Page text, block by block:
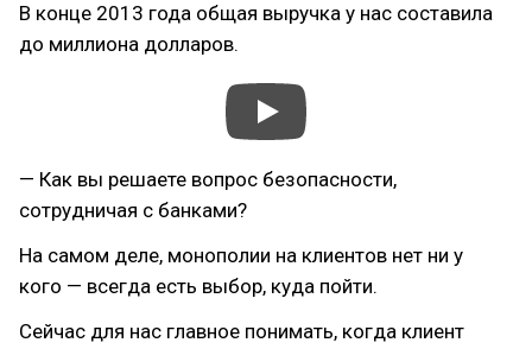
В конце 2013 года общая выручка у нас составила
до миллиона долларов.
— Как вы решаете вопрос безопасности,
сотрудничая с банками?
На самом деле, монополии на клиентов нет ни у
кого — всегда есть выбор, куда пойти.
Сейчас для нас главное понимать, когда клиент